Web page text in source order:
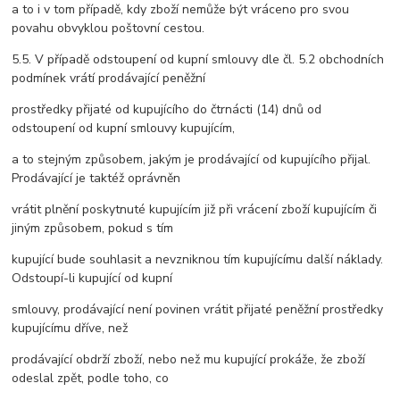
a to i v tom případě, kdy zboží nemůže být vráceno pro svou
povahu obvyklou poštovní cestou.
5.5. V případě odstoupení od kupní smlouvy dle čl. 5.2 obchodních
podmínek vrátí prodávající peněžní
prostředky přijaté od kupujícího do čtrnácti (14) dnů od
odstoupení od kupní smlouvy kupujícím,
a to stejným způsobem, jakým je prodávající od kupujícího přijal.
Prodávající je taktéž oprávněn
vrátit plnění poskytnuté kupujícím již při vrácení zboží kupujícím či
jiným způsobem, pokud s tím
kupující bude souhlasit a nevzniknou tím kupujícímu další náklady.
Odstoupí-li kupující od kupní
smlouvy, prodávající není povinen vrátit přijaté peněžní prostředky
kupujícímu dříve, než
prodávající obdrží zboží, nebo než mu kupující prokáže, že zboží
odeslal zpět, podle toho, co